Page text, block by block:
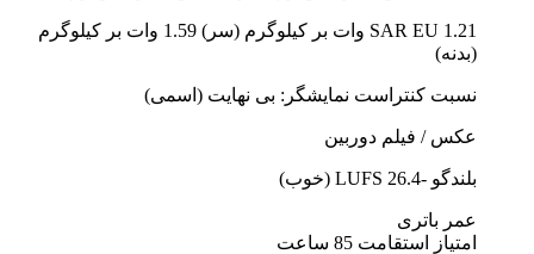
SAR EU 1.21 وات بر کیلوگرم (سر) 1.59 وات بر کیلوگرم
(بدنه)
نسبت کنتراست نمایشگر: بی نهایت (اسمی)
عکس / فیلم دوربین
بلندگو -26.4 LUFS (خوب)
عمر باتری
امتیاز استقامت 85 ساعت